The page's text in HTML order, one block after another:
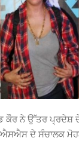
ਕੌਰ ਨੇ ਉੱਤਰ ਪ੍ਰਦੇਸ਼
ਦੇ ਸੰਚਾਲਕ ਮੋਹਨ